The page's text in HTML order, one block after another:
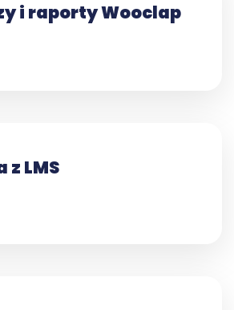
i raporty Wooclap
LMS